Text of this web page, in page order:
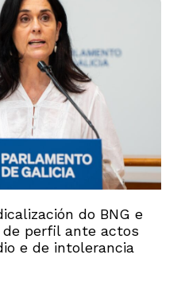
do BNG e
de perfil ante actos
e de intolerancia